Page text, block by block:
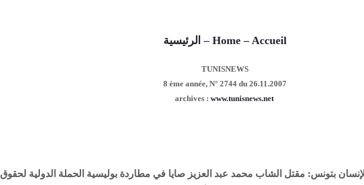
Home – Accueil
– الرئيسية
TUNISNEWS
8 ème année,N° 2744 du 26.11.2007
archives :
www.tunisnews.net
الإنسان بتونس: مقتل الشاب محمد عبد العزيز صايا في مطاردة بوليسية الحملة الدولية لحقوق